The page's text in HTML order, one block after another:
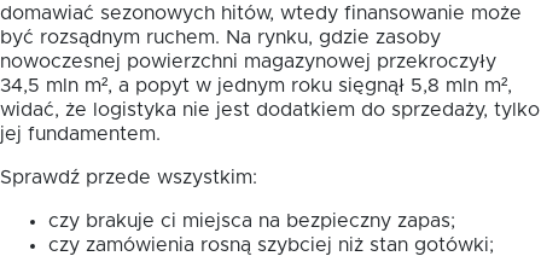
domawiać sezonowych hitów, wtedy finansowanie może
być rozsądnym ruchem. Na rynku, gdzie zasoby
nowoczesnej powierzchni magazynowej przekroczyły
34,5 mln m², a popyt w jednym roku sięgnął 5,8 mln m²,
widać, że logistyka nie jest dodatkiem do sprzedaży, tylko
jej fundamentem.
Sprawdź przede wszystkim:
czy brakuje ci miejsca na bezpieczny zapas;
czy zamówienia rosną szybciej niż stan gotówki;